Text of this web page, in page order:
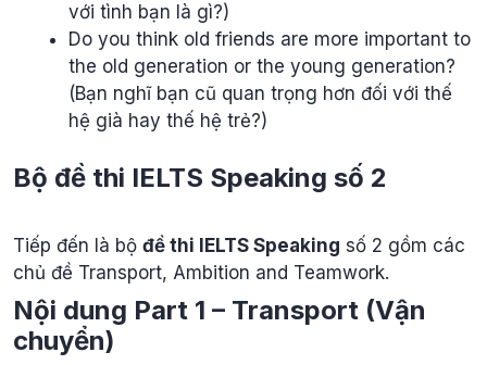
với tình bạn là gì?)
Do you think old friends are more important to
the old generation or the young generation?
(Bạn nghĩ bạn cũ quan trọng hơn đối với thế
hệ già hay thế hệ trẻ?)
Bộ đề thi IELTS Speaking số 2
Tiếp đến là bộ đề thi IELTS Speaking số 2 gồm các
chủ đề Transport, Ambition and Teamwork.
Nội dung Part 1 – Transport (Vận
chuyển)